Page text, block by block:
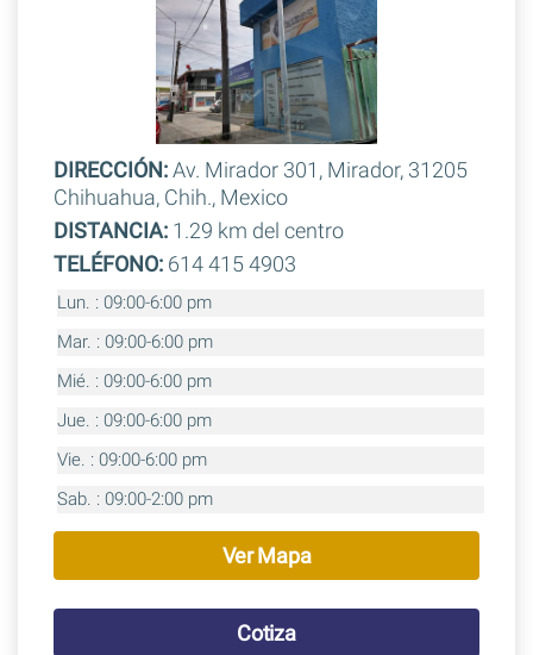
DIRECCIÓN:Av. Mirador 301, Mirador, 31205
Chihuahua, Chih., Mexico
DISTANCIA:1.29 km del centro
TELÉFONO:614 415 4903
Lun. : 09:00-6:00 pm
Mar. : 09:00-6:00 pm
Mié. : 09:00-6:00 pm
Jue. : 09:00-6:00 pm
Vie. : 09:00-6:00 pm
Sab. : 09:00-2:00 pm
Ver Mapa
Cotiza